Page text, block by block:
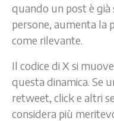
quando un post è
persone, aumenta la
come rilevante.
Il codice di X si
questa dinamica. Se
retweet, click e altri
considera più